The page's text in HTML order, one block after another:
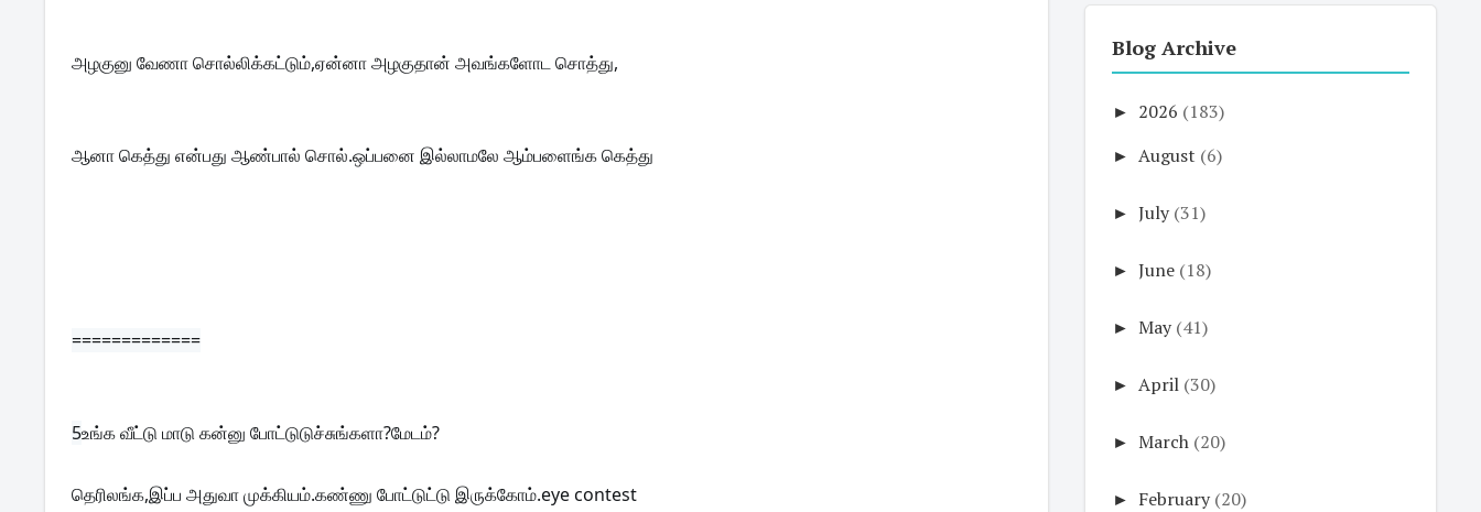
அழகுனு வேணா சொல்லிக்கட்டும்,ஏன்னா அழகுதான் அவங்களோட சொத்து,
ஆனா கெத்து என்பது ஆண்பால் சொல்.ஒப்பனை இல்லாமலே ஆம்பளைங்க கெத்து
=============
5உங்க வீட்டு மாடு கன்னு போட்டுடுச்சுங்களா?மேடம்?
தெரிலங்க,இப்ப அதுவா முக்கியம்.கண்ணு போட்டுட்டு இருக்கோம்.eye contest
Blog Archive
► 2026 (183)
► August (6)
► July (31)
► June (18)
► May (41)
► April (30)
► March (20)
► February (20)